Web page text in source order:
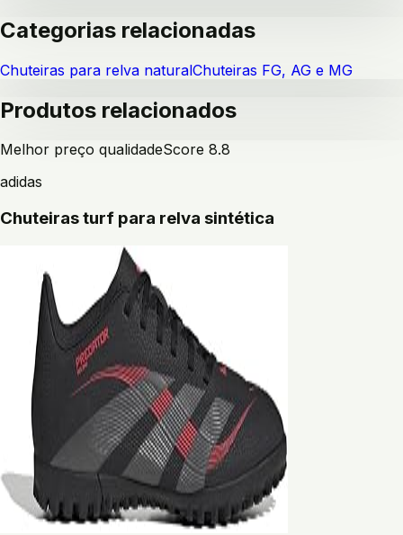
Categorias relacionadas
Chuteiras para relva naturalChuteiras FG, AG e MG
Produtos relacionados
Melhor preço qualidadeScore 8.8
adidas
Chuteiras turf para relva sintética